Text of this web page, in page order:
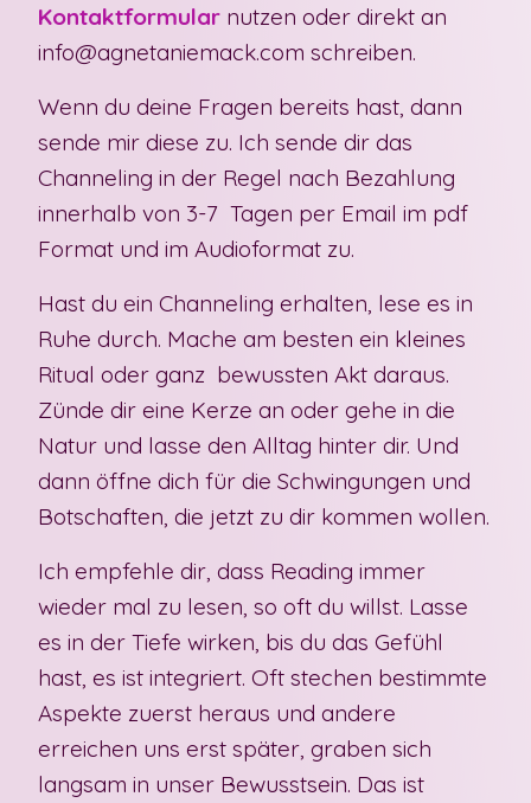
Kontaktformularnutzen oder direkt an
info@agnetaniemack.com schreiben.
Wenn du deine Fragen bereits hast, dann
sende mir diese zu. Ich sende dir das
Channeling in der Regel nach Bezahlung
innerhalb von 3-7 Tagen per Email im pdf
Format und im Audioformat zu.
Hast du ein Channeling erhalten, lese es in
Ruhe durch. Mache am besten ein kleines
Ritual oder ganz bewussten Aktdaraus.
Zünde dir eine Kerze an oder gehe in die
Natur und lasse den Alltag hinter dir. Und
dann öffne dich für die Schwingungen und
Botschaften, die jetzt zu dir kommen wollen.
Ich empfehle dir, dass Reading immer
wieder mal zu lesen, so oft du willst. Lasse
es in der Tiefe wirken , bis du das Gefühl
hast, es ist integriert. Oft stechen bestimmte
Aspekte zuerst heraus und andere
erreichen uns erst später, graben sich
langsam in unser Bewusstsein. Das ist